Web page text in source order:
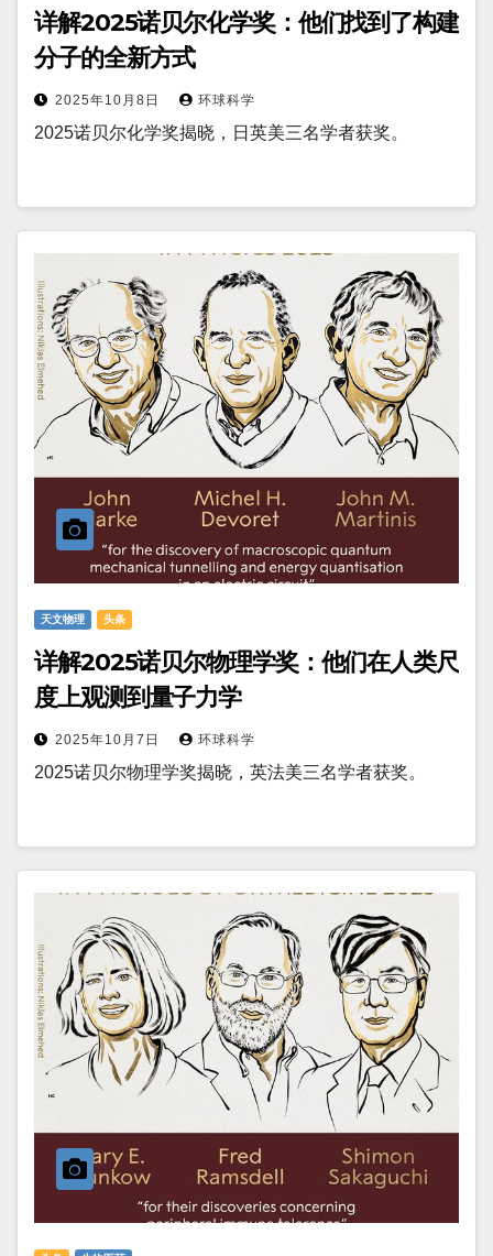
详解2025诺贝尔化学奖：他们找到了构建
分子的全新方式
2025年10月8日 环球科学
2025诺贝尔化学奖揭晓，日英美三名学者获奖。
天文物理 头条
详解2025诺贝尔物理学奖：他们在人类尺
度上观测到量子力学
2025年10月7日 环球科学
2025诺贝尔物理学奖揭晓，英法美三名学者获奖。